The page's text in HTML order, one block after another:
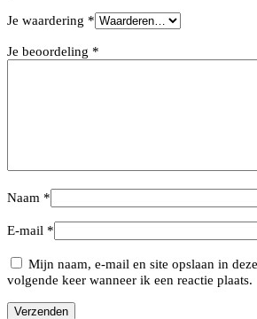
Je waardering *
Je beoordeling *
Naam *
E-mail *
Mijn naam, e-mail en site opslaan in
volgende keer wanneer ik een reactie plaats.